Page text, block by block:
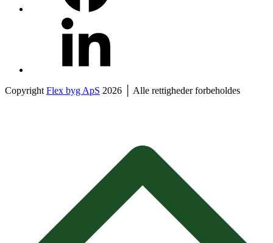
Copyright Flex byg ApS 2026 │ Alle rettigheder forbeholdes